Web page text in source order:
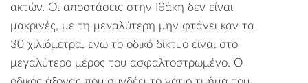
ακτών. Οι αποστάσεις στην Ιθάκη δεν είναι
μακρινές, με τη μεγαλύτερη μην φτάνει καν τα
30 χιλιόμετρα, ενώ το οδικό δίκτυο είναι στο
μεγαλύτερο μέρος του ασφαλτοστρωμένο. Ο